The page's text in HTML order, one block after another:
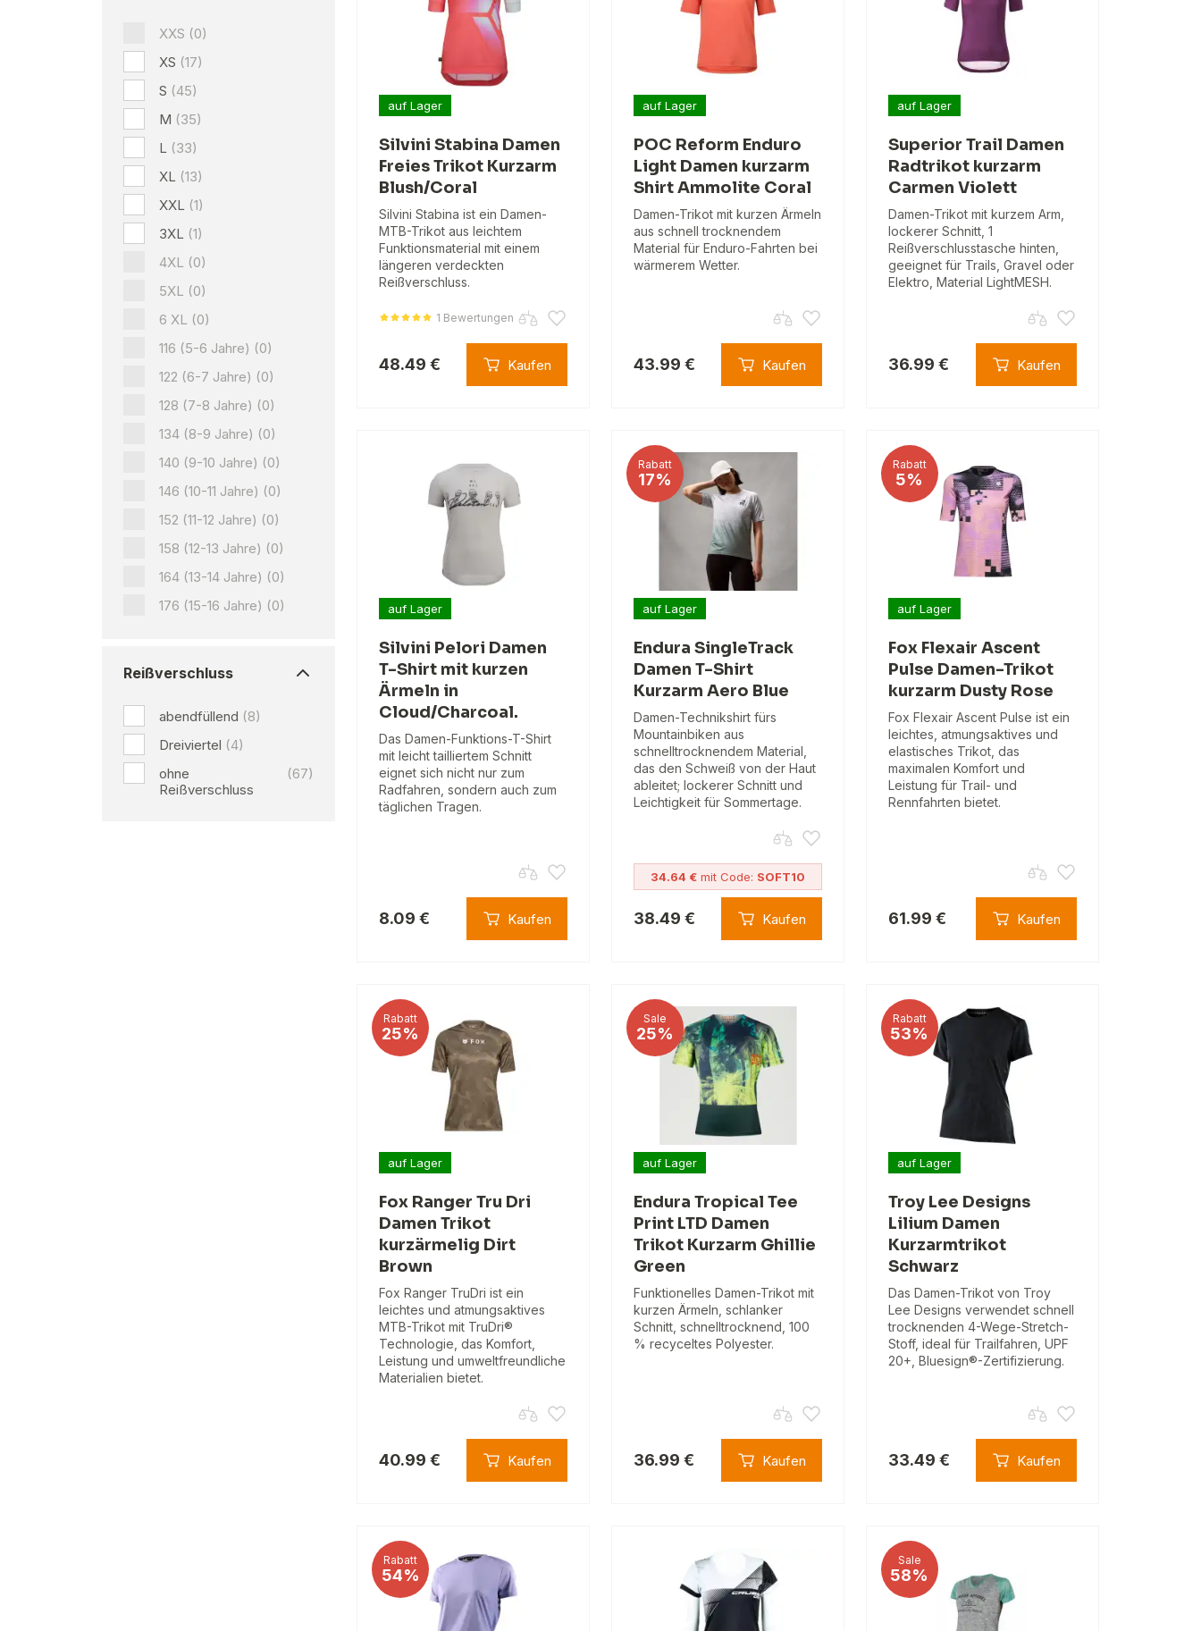
XXS (0)
XS (17)
S (45)
M (35)
L (33)
XL (13)
XXL (1)
3XL (1)
4XL (0)
5XL (0)
6 XL (0)
116 (5-6 Jahre) (0)
122 (6-7 Jahre) (0)
128 (7-8 Jahre) (0)
134 (8-9 Jahre) (0)
140 (9-10 Jahre) (0)
146 (10-11 Jahre) (0)
152 (11-12 Jahre) (0)
158 (12-13 Jahre) (0)
164 (13-14 Jahre) (0)
176 (15-16 Jahre) (0)
Reißverschluss
abendfüllend (8)
Dreiviertel (4)
ohne
Reißverschluss
(67)
auf Lager
Silvini Stabina Damen
Freies Trikot Kurzarm
Blush/Coral
Silvini Stabina ist ein Damen-
MTB-Trikot aus leichtem
Funktionsmaterial mit einem
längeren verdeckten
Reißverschluss.
1 Bewertungen
48.49 € Kaufen
auf Lager
POC Reform Enduro
Light Damen kurzarm
Shirt Ammolite Coral
Damen-Trikot mit kurzen Ärmeln
aus schnell trocknendem
Material für Enduro-Fahrten bei
wärmerem Wetter.
43.99 € Kaufen
auf Lager
Superior Trail Damen
Radtrikot kurzarm
Carmen Violett
Damen-Trikot mit kurzem Arm,
lockerer Schnitt, 1
Reißverschlusstasche hinten,
geeignet für Trails, Gravel oder
Elektro, Material LightMESH.
36.99 € Kaufen
auf Lager
Silvini Pelori Damen
T-Shirt mit kurzen
Ärmeln in
Cloud/Charcoal.
Das Damen-Funktions-T-Shirt
mit leicht tailliertem Schnitt
eignet sich nicht nur zum
Radfahren, sondern auch zum
täglichen Tragen.
8.09 € Kaufen
Rabatt
17%
auf Lager
Endura SingleTrack
Damen T-Shirt
Kurzarm Aero Blue
Damen-Technikshirt fürs
Mountainbiken aus
schnelltrocknendem Material,
das den Schweiß von der Haut
ableitet; lockerer Schnitt und
Leichtigkeit für Sommertage.
34.64 €mit Code: SOFT10
38.49 € Kaufen
Rabatt
5%
auf Lager
Fox Flexair Ascent
Pulse Damen-Trikot
kurzarm Dusty Rose
Fox Flexair Ascent Pulse ist ein
leichtes, atmungsaktives und
elastisches Trikot, das
maximalen Komfort und
Leistung für Trail- und
Rennfahrten bietet.
61.99 € Kaufen
Rabatt
25%
auf Lager
Fox Ranger Tru Dri
Damen Trikot
kurzärmelig Dirt
Brown
Fox Ranger TruDri ist ein
leichtes und atmungsaktives
MTB-Trikot mit TruDri®
Technologie, das Komfort,
Leistung und umweltfreundliche
Materialien bietet.
40.99 € Kaufen
Sale
25%
auf Lager
Endura Tropical Tee
Print LTD Damen
Trikot Kurzarm Ghillie
Green
Funktionelles Damen-Trikot mit
kurzen Ärmeln, schlanker
Schnitt, schnelltrocknend, 100
% recyceltes Polyester.
36.99 € Kaufen
Rabatt
53%
auf Lager
Troy Lee Designs
Lilium Damen
Kurzarmtrikot
Schwarz
Das Damen-Trikot von Troy
Lee Designs verwendet schnell
trocknenden 4-Wege-Stretch-
Stoff, ideal für Trailfahren, UPF
20+, Bluesign®-Zertifizierung.
33.49 € Kaufen
Rabatt
54%
Sale
58%